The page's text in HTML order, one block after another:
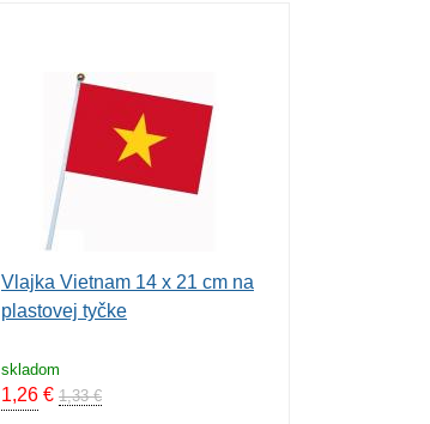
Vlajka Vietnam 14 x 21 cm na
plastovej tyčke
skladom
1,26€ 1,33 €